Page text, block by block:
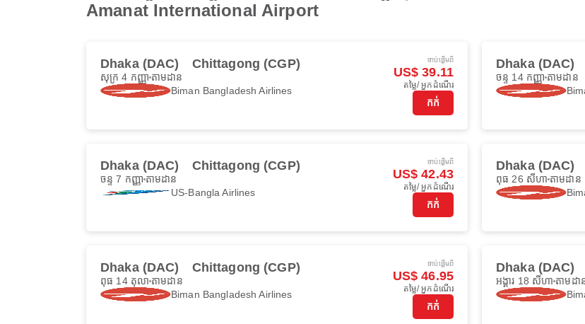
Amanat International Airport
Dhaka (DAC) Chittagong (CGP)
សុក្រ 4 កញ្ញា តាមដាន
Biman Bangladesh Airlines
ចាប់ផ្ដើមពី
US$ 39.11
តម្លៃ/ អ្នកដំណើរ
កក់
Dhaka (DAC)
ចន្ទ 14 កញ្ញា តាមដាន
Dhaka (DAC) Chittagong (CGP)
ចន្ទ 7 កញ្ញា តាមដាន
US-Bangla Airlines
ចាប់ផ្ដើមពី
US$ 42.43
តម្លៃ/ អ្នកដំណើរ
កក់
Dhaka (DAC)
ពុធ 26 សីហា តាមដាន
Dhaka (DAC) Chittagong (CGP)
ពុធ 14 តុលា តាមដាន
Biman Bangladesh Airlines
ចាប់ផ្ដើមពី
US$ 46.95
តម្លៃ/ អ្នកដំណើរ
កក់
Dhaka (DAC)
អង្គារ 18 សីហា តាមដា